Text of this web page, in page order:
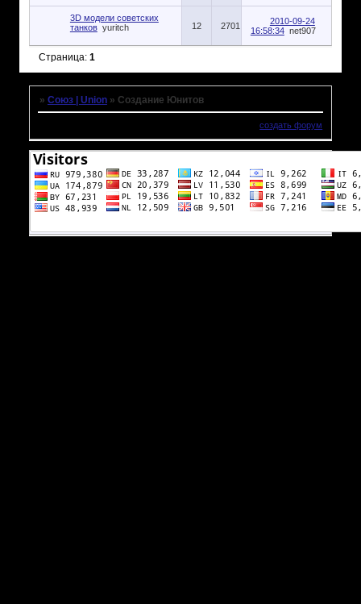
3D модели советских
танков yuritch 12 2701
2010-09-24
16:58:34 net907
Страница: 1
» Союз | Union » Создание Юнитов
создать форум